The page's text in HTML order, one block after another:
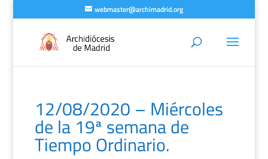
webmaster@archimadrid.org
12/08/2020 – Miércoles
de la 19ª semana de
Tiempo Ordinario.